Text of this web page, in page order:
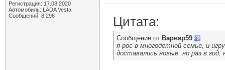
Регистрация: 17.08.2020
Автомобиль: LADA Vesta
Сообщений: 8,298
Цитата:
Сообщение от Варвар59
я рос в многодетной семье, и
доставались новые. но раз в год,